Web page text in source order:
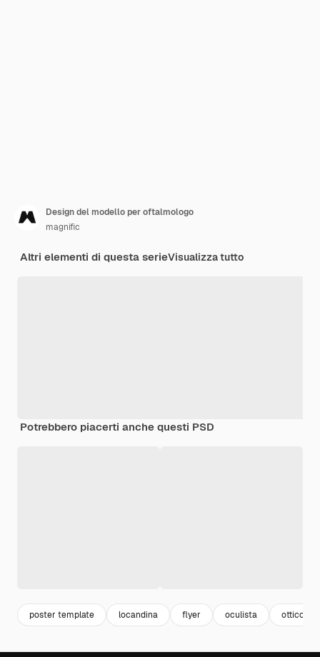
Design del modello per oftalmologo
magnific
Altri elementi di questa serieVisualizza tutto
Potrebbero piacerti anche questi PSD
poster template locandina flyer oculista ottico